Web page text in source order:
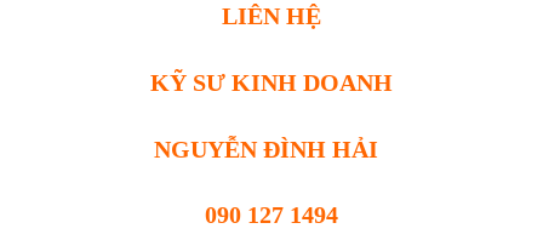
LIÊN HỆ
KỸ SƯ KINH DOANH
NGUYỄN ĐÌNH HẢI
090 127 1494